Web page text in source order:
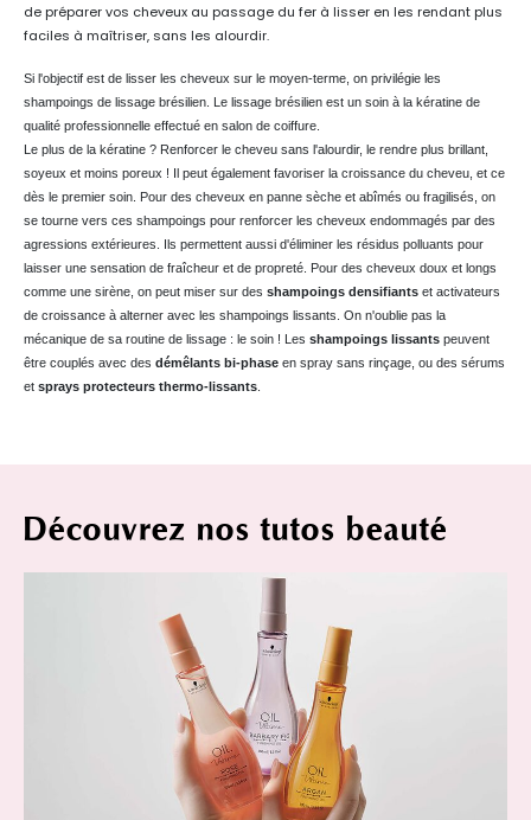
de préparer vos cheveux au passage du fer à lisser en les rendant plus
faciles à maîtriser, sans les alourdir.
Si l'objectif est de lisser les cheveux sur le moyen-terme, on privilégie les
shampoings de lissage brésilien. Le lissage brésilien est un soin à la kératine de
qualité professionnelle effectué en salon de coiffure.
Le plus de la kératine ? Renforcer le cheveu sans l'alourdir, le rendre plus brillant,
soyeux et moins poreux ! Il peut également favoriser la croissance du cheveu, et ce
dès le premier soin. Pour des cheveux en panne sèche et abîmés ou fragilisés, on
se tourne vers ces shampoings pour renforcer les cheveux endommagés par des
agressions extérieures. Ils permettent aussi d'éliminer les résidus polluants pour
laisser une sensation de fraîcheur et de propreté. Pour des cheveux doux et longs
comme une sirène, on peut miser sur des shampoings densifiants et activateurs
de croissance à alterner avec les shampoings lissants. On n'oublie pas la
mécanique de sa routine de lissage : le soin ! Les shampoings lissants peuvent
être couplés avec des démêlants bi-phase en spray sans rinçage, ou des sérums
et sprays protecteurs thermo-lissants
Découvrez nos tutos beauté